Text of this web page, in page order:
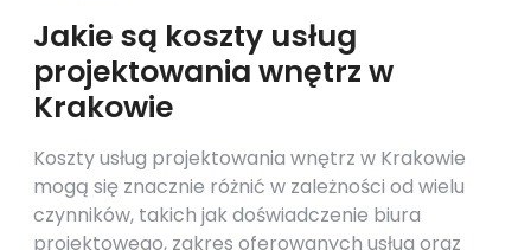
Jakie są koszty usług
projektowania wnętrz w
Krakowie
Koszty usług projektowania wnętrz w Krakowie
mogą się znacznie różnić w zależności od wielu
czynników, takich jak doświadczenie biura
projektowego, zakres oferowanych usług oraz